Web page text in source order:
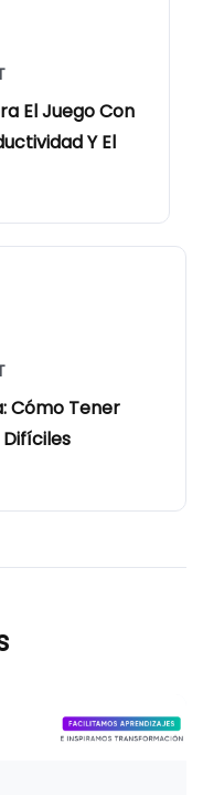
El Juego Con
Y El
Cómo Tener